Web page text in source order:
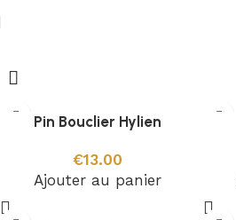
Pin Bouclier Hylien
€13.00
Ajouter au panier